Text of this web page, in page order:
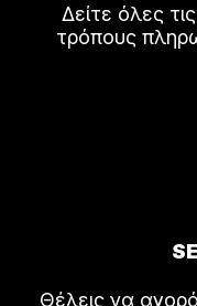
Δείτε όλες
τρόπους
Θέλεις να